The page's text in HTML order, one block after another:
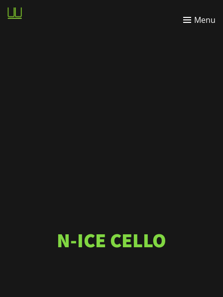
Wasabi
Menu
N-ICE CELLO